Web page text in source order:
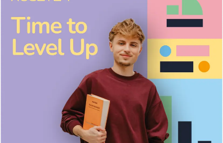
Studia podyplomowe i kursy
Student
Biznes
Zapisz się na studia